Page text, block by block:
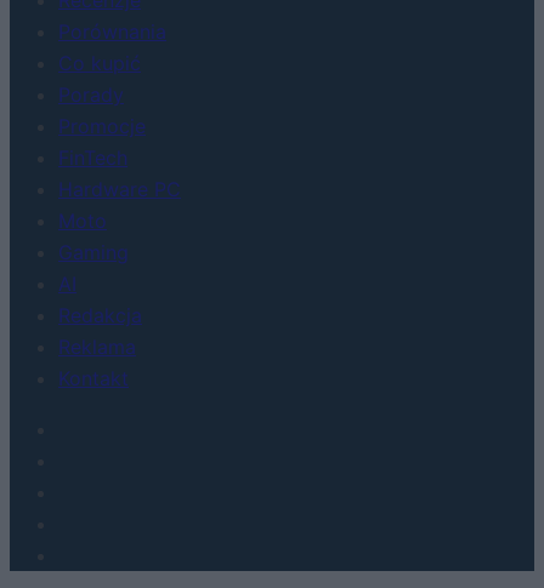
Porównania
Co kupić
Porady
Promocje
FinTech
Hardware PC
Moto
Gaming
AI
Redakcja
Reklama
Kontakt